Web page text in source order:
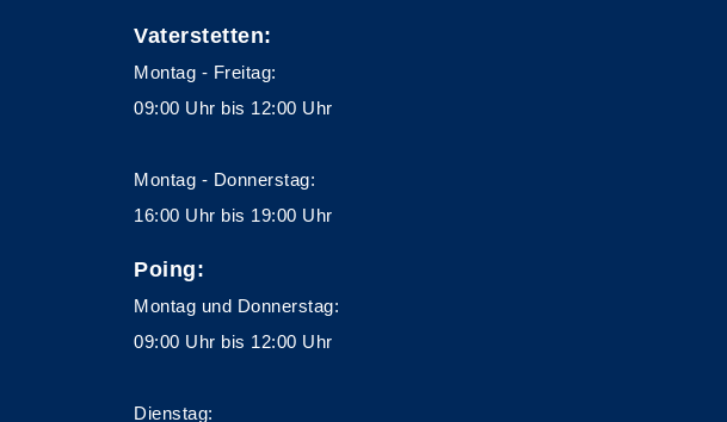
Vaterstetten:
Montag - Freitag:
09:00 Uhr bis 12:00 Uhr
Montag - Donnerstag:
16:00 Uhr bis 19:00 Uhr
Poing:
Montag und Donnerstag:
09:00 Uhr bis 12:00 Uhr
Dienstag: